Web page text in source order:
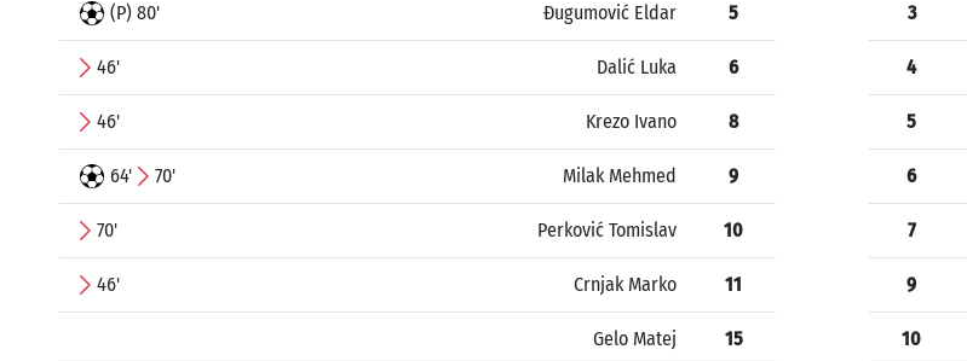
(P) 80' Đugumović Eldar 5
46' Dalić Luka 6
46' Krezo Ivano 8
64' 70' Milak Mehmed 9
70' Perković Tomislav 10
46' Crnjak Marko 11
Gelo Matej 15
3
4
5
6
7
9
10